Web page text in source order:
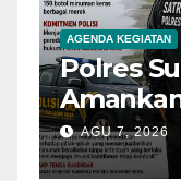
AGENDA KEGIATAN
Polres
Amankan
Ilegal
Operasi
AGU 7, 2026